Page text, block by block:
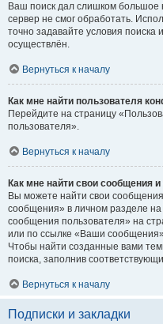
Ваш поиск дал слишком большое
сервер не смог обработать.
точно задавайте условия
осуществлён.
Вернуться к началу
Как мне найти пользователя
Перейдите на страницу
пользователя».
Вернуться к началу
Как мне найти свои сообщения
Вы можете найти свои
сообщения» в личном разделе
сообщения пользователя» на
или по ссылке «Ваши
Чтобы найти созданные вами
поиска, заполнив
Вернуться к началу
Подписки и закладки